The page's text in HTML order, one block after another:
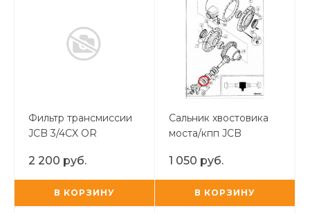
Фильтр трансмиссии
JCB 3/4CX OR
2 200 руб.
В КОРЗИНУ
Сальник хвостовика
моста/кпп JCB
1 050 руб.
В КОРЗИНУ